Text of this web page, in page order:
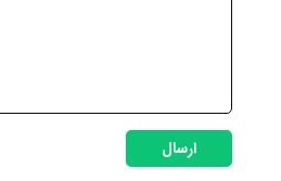
ارسال